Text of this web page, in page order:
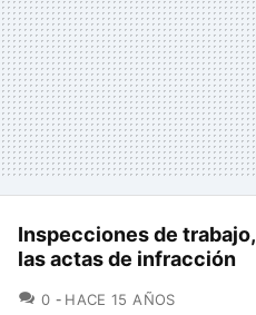
Inspecciones de trabajo,
las actas de infracción
0 COMENTARIOS
HACE 15 AÑOS